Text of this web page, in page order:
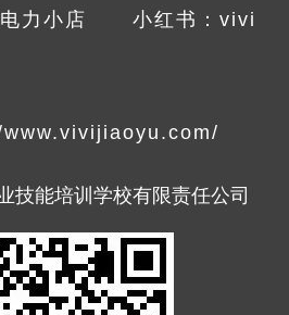
力小店 小红书：vivi
技能培训学校有限责任公司